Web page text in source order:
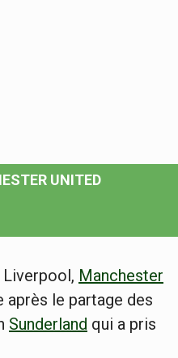
UNITED
Manchester
le partage des
Sunderland qui a pris